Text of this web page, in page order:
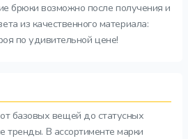
брюки возможно после получения и
из качественного материала:
по удивительной цене!
базовых вещей до статусных
тренды. В ассортименте марки